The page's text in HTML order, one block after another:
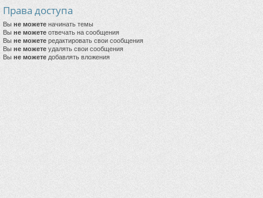
Права доступа
Вы не можете начинать темы
Вы не можете отвечать на сообщения
Вы не можете редактировать свои сообщения
Вы не можете удалять свои сообщения
Вы не можете добавлять вложения